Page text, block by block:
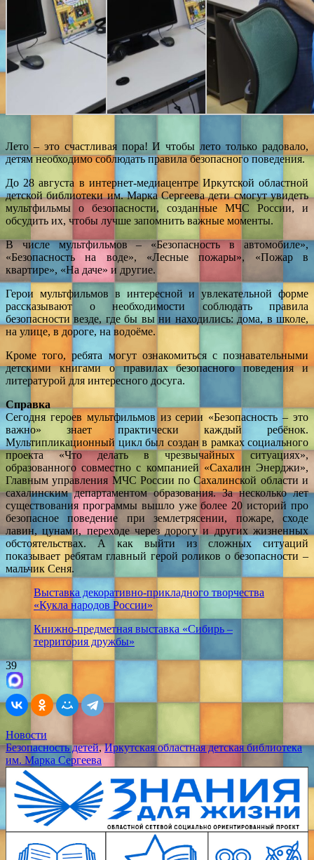
Лето – это счастливая пора! И чтобы лето только радовало,
детям необходимо соблюдать правила безопасного поведения.
До 28 августа в интернет-медиацентре Иркутской областной
детской библиотеки им. Марка Сергеева дети смогут увидеть
мультфильмы о безопасности, созданные МЧС России, и
обсудить их, чтобы лучше запомнить важные моменты.
В числе мультфильмов – «Безопасность в автомобиле»,
«Безопасность на воде», «Лесные пожары», «Пожар в
квартире», «На даче» и другие.
Герои мультфильмов в интересной и увлекательной форме
рассказывают о необходимости соблюдать правила
безопасности везде, где бы вы ни находились: дома, в школе,
на улице, в дороге, на водоёме.
Кроме того, ребята могут ознакомиться с познавательными
детскими книгами о правилах безопасного поведения и
литературой для интересного досуга.
Справка
Сегодня героев мультфильмов из серии «Безопасность – это
важно» знает практически каждый ребёнок.
Мультипликационный цикл был создан в рамках социального
проекта «Что делать в чрезвычайных ситуациях»,
образованного совместно с компанией «Сахалин Энерджи»,
Главным управления МЧС России по Сахалинской области и
сахалинским департаментом образования. За несколько лет
существования программы вышло уже более 20 историй про
безопасное поведение при землетрясении, пожаре, сходе
лавин, цунами, переходе через дорогу и других жизненных
обстоятельствах. А как выйти из сложных ситуаций
показывает ребятам главный герой роликов о безопасности –
мальчик Сеня.
Выставка декоративно-прикладного творчества
«Кукла народов России»
Книжно-предметная выставка «Сибирь –
территория дружбы»
39
Новости
Безопасность детей,Иркутская областная детская библиотека
им. Марка Сергеева